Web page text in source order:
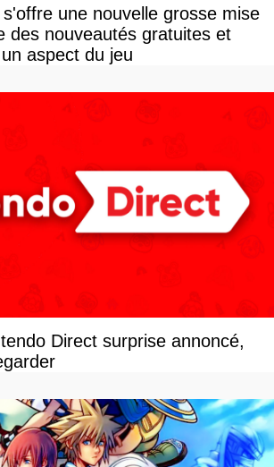
une nouvelle grosse mise
des nouveautés gratuites et
aspect du jeu
Direct surprise annoncé,